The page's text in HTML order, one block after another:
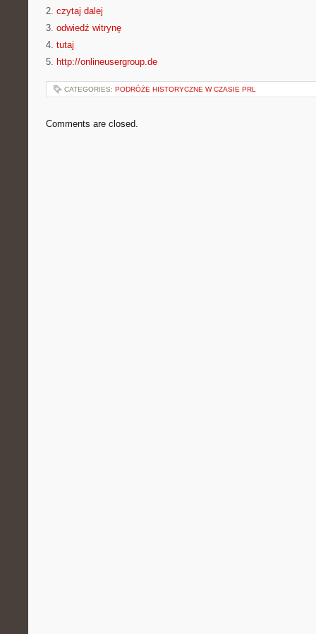
2. czytaj dalej
3. odwiedź witrynę
4. tutaj
5. http://onlineusergroup.de
CATEGORIES: PODRÓŻE HISTORYCZNE W CZASIE PRL
Comments are closed.